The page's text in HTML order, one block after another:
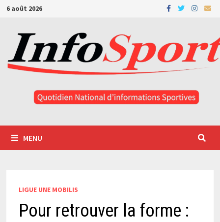
Passer
contenu
6 août 2026
MENU
LIGUE UNE MOBILIS
Pour retrouver la forme :